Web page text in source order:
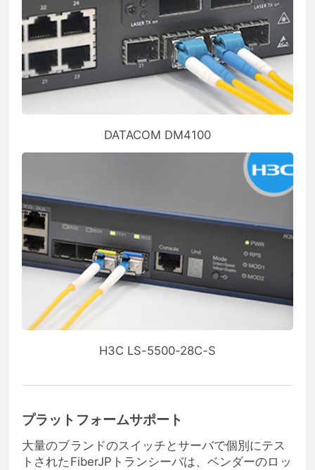
DATACOM DM4100
H3C LS-5500-28C-S
プラットフォームサポート
大量のブランドのスイッチとサーバで個別にテス
トされたFiberJPトランシーバは、ベンダーのロッ